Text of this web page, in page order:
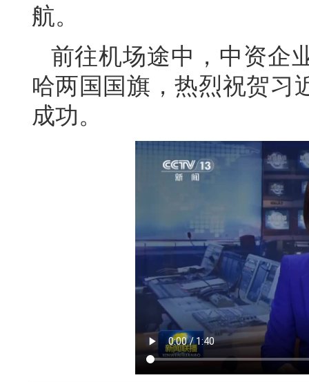
航。
前往机场途中，中资企
哈两国国旗，热烈祝贺
成功。